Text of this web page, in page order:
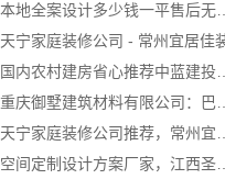
天宁家庭装修公司 - 常州宜居佳